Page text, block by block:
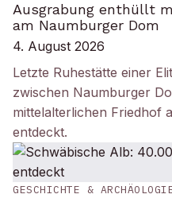
Ausgrabung enthüllt
am Naumburger Dom
4. August 2026
Letzte Ruhestätte einer
zwischen Naumburger
mittelalterlichen Friedhof
entdeckt.
GESCHICHTE &